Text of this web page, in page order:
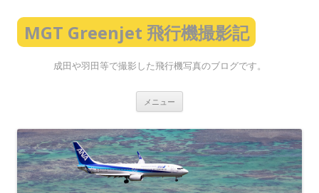
MGT Greenjet 飛行機撮影記
成田や羽田等で撮影した飛行機写真のブログです。
メニュー
ン
ツ
へ
ス
キ
ッ
プ